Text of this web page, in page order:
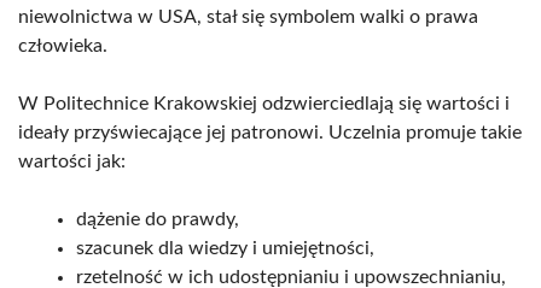
niewolnictwa w USA, stał się symbolem walki o prawa
człowieka.
W Politechnice Krakowskiej odzwierciedlają się wartości i
ideały przyświecające jej patronowi. Uczelnia promuje takie
wartości jak:
dążenie do prawdy,
szacunek dla wiedzy i umiejętności,
rzetelność w ich udostępnianiu i upowszechnianiu,